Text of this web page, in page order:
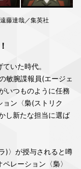
達哉／集英社
いた時代。
敏腕諜報員(エージェ
いつものように任務
ン〈梟(ストリク
し新たな担当に選ば
)〉が授与されると噂
レーション〈梟〉